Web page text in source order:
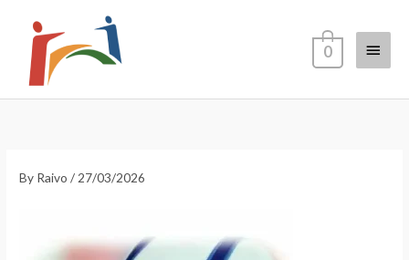
content
Main
Menu
0
By Raivo/ 27/03/2026